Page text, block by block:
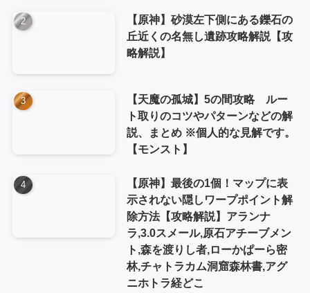
【原神】砂漠左下側にある鑠石の
丘近くの名無し遺跡攻略解説【攻
略解説】
【天魔の孤城】5の間攻略 ルー
ト取りのコツやパターンなどの解
説、まとめ ※個人的な見解です。
【モンスト】
【原神】最後の1個！マップに表
示されない隠しワープポイント解
除方法【攻略解説】アランナ
ラ,3.0スメール,原石アチーブメン
ト,森を渡りし者,ローかぱーら密
林,チャトラカム洞窟森林書,アグ
ニホトラ経どこ